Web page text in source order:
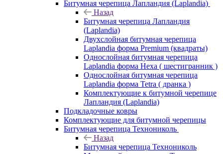
Битумная черепица Лапландия (Laplandia)
Назад
Битумная черепица Лапландия
(Laplandia)
Двухслойная битумная черепица
Laplandia форма Premium (квадраты)
Однослойная битумная черепица
Laplandia форма Hexa ( шестигранник )
Однослойная битумная черепица
Laplandia форма Tetra ( дранка )
Комплектующие к битумной черепице
Лапландия (Laplandia)
Подкладочные ковры
Комплектующие для битумной черепицы
Битумная черепица Технониколь
Назад
Битумная черепица Технониколь